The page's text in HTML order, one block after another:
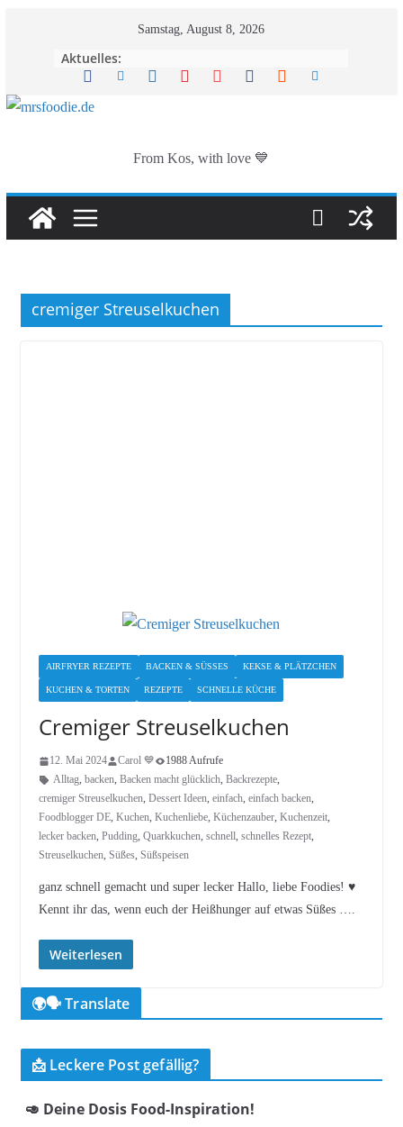
Samstag, August 8, 2026
Aktuelles:
From Kos, with love 💙
cremiger Streuselkuchen
AIRFRYER REZEPTE BACKEN & SÜSSES KEKSE & PLÄTZCHEN
KUCHEN & TORTEN REZEPTE SCHNELLE KÜCHE
Cremiger Streuselkuchen
12. Mai 2024 Carol 💙
1988 Aufrufe
Alltag, backen, Backen macht glücklich, Backrezepte,
cremiger Streuselkuchen, Dessert Ideen, einfach, einfach backen,
Foodblogger DE, Kuchen, Kuchenliebe, Küchenzauber, Kuchenzeit,
lecker backen, Pudding, Quarkkuchen, schnell, schnelles Rezept,
Streuselkuchen, Süßes, Süßspeisen
ganz schnell gemacht und super lecker Hallo, liebe Foodies! ♥︎
Kennt ihr das, wenn euch der Heißhunger auf etwas Süßes ….
Weiterlesen
🌍🗣️ Translate
📩 Leckere Post gefällig?
🥑 Deine Dosis Food-Inspiration!